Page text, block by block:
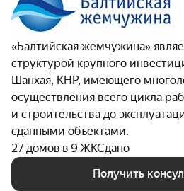
«Балтийская жемчужина»
структурой крупного
Шанхая, КНР, имеющего
осуществления всего цикла
и строительства до
сданными объектами.
27 домов в 9 ЖКСдано
Получить